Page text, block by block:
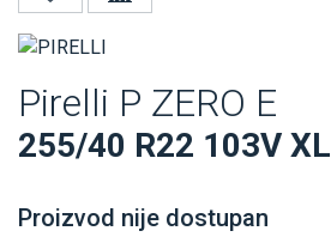
Pirelli P ZERO E
255/40 R22 103V XL
Proizvod nije dostupan